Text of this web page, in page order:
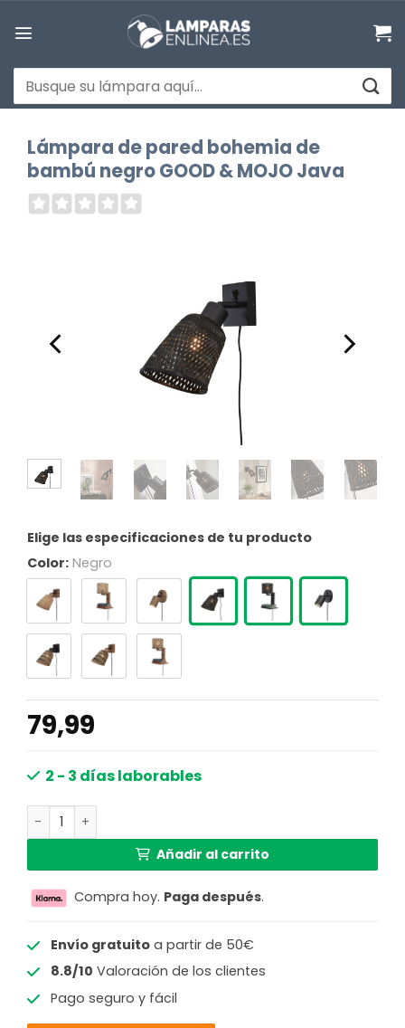
Buscar
por:
Lámpara de pared bohemia de
bambú negro GOOD & MOJO Java
Elige las especificaciones de tu producto
Color: Negro
79,99
2 - 3 días laborables
Lámpara de pared bohemia de bambú negro GOOD &
Añadir al carrito
Compra hoy. Paga después.
Envío gratuitoa partir de 50€
8.8/10 Valoración de los clientes
Pago seguro y fácil